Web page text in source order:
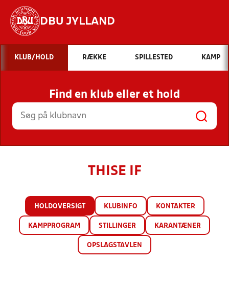
DBU JYLLAND
Hvad vil du søge efter?
INDHOLD OG NYHEDER
STILLINGER, RESULTATER, KLUBBER OG
HOLD
KLUB/HOLD RÆKKE SPILLESTED KAMP
Find en klub eller et hold
THISE IF
HOLDOVERSIGT KLUBINFO KONTAKTER
KAMPPROGRAM STILLINGER KARANTÆNER
OPSLAGSTAVLEN